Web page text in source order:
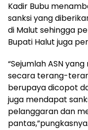
Kadir Bubu
sanksi yang
di Malut sehingga
Bupati Halut juga
“Sejumlah ASN
secara terang-
berupaya dicopot
juga mendapat
pelanggaran dan